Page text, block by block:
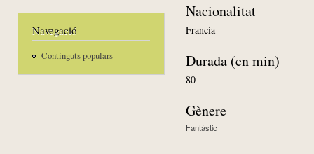
Navegació
Continguts populars
Nacionalitat
Francia
Durada (en min)
80
Gènere
Fantàstic